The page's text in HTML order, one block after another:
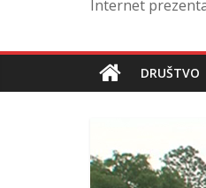
Internet
DRUŠTVO